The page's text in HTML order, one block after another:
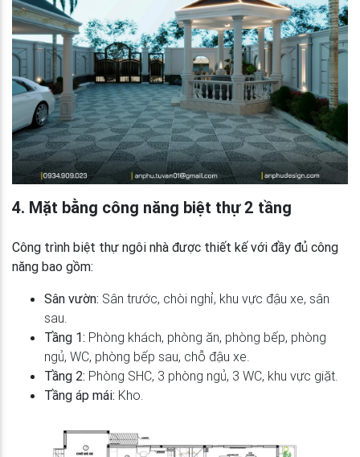
4. Mặt bằng công năng biệt thự 2 tầng
Công trình biệt thự ngôi nhà được thiết kế với đầy đủ công
năng bao gồm:
Sân vườn: Sân trước, chòi nghỉ, khu vực đậu xe, sân
sau.
Tầng 1: Phòng khách, phòng ăn, phòng bếp, phòng
ngủ, WC, phòng bếp sau, chỗ đậu xe.
Tầng 2: Phòng SHC, 3 phòng ngủ, 3 WC, khu vực giặt.
Tầng áp mái: Kho.